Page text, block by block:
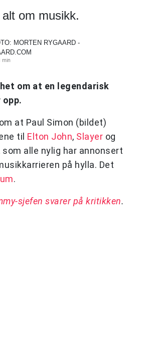
om musikk.
MORTEN RYGAARD -
min
om at en legendarisk
at Paul Simon (bildet)
til Elton John, Slayer og
som alle nylig har annonsert
på hylla. Det
.
sjefen svarer på kritikken.